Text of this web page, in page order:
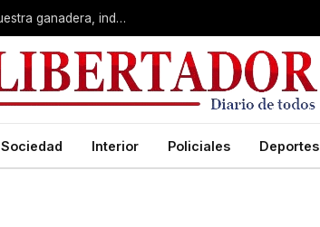
Corrientes: La Rural celebra 90 años con una megamuestra ganadera, industrial y artística
Sociedad Interior Policiales Deportes